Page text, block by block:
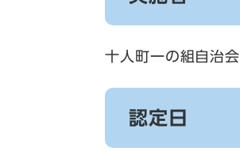
十人町一の組自治会
認定日